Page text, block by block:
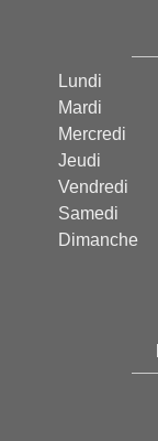
Lundi
Mardi
Mercredi
Jeudi
Vendredi
Samedi
Dimanche